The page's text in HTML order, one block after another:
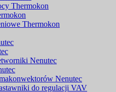
Thermokon
Thermokon
Nenutec
Nenutec
do regulacji VAV